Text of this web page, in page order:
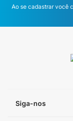
Ao se cadastrar você
Siga-nos